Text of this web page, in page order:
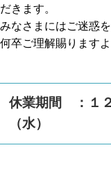
だきます。
みなさまにはご迷惑
何卒ご理解賜ります
休業期間 ：１
（水）